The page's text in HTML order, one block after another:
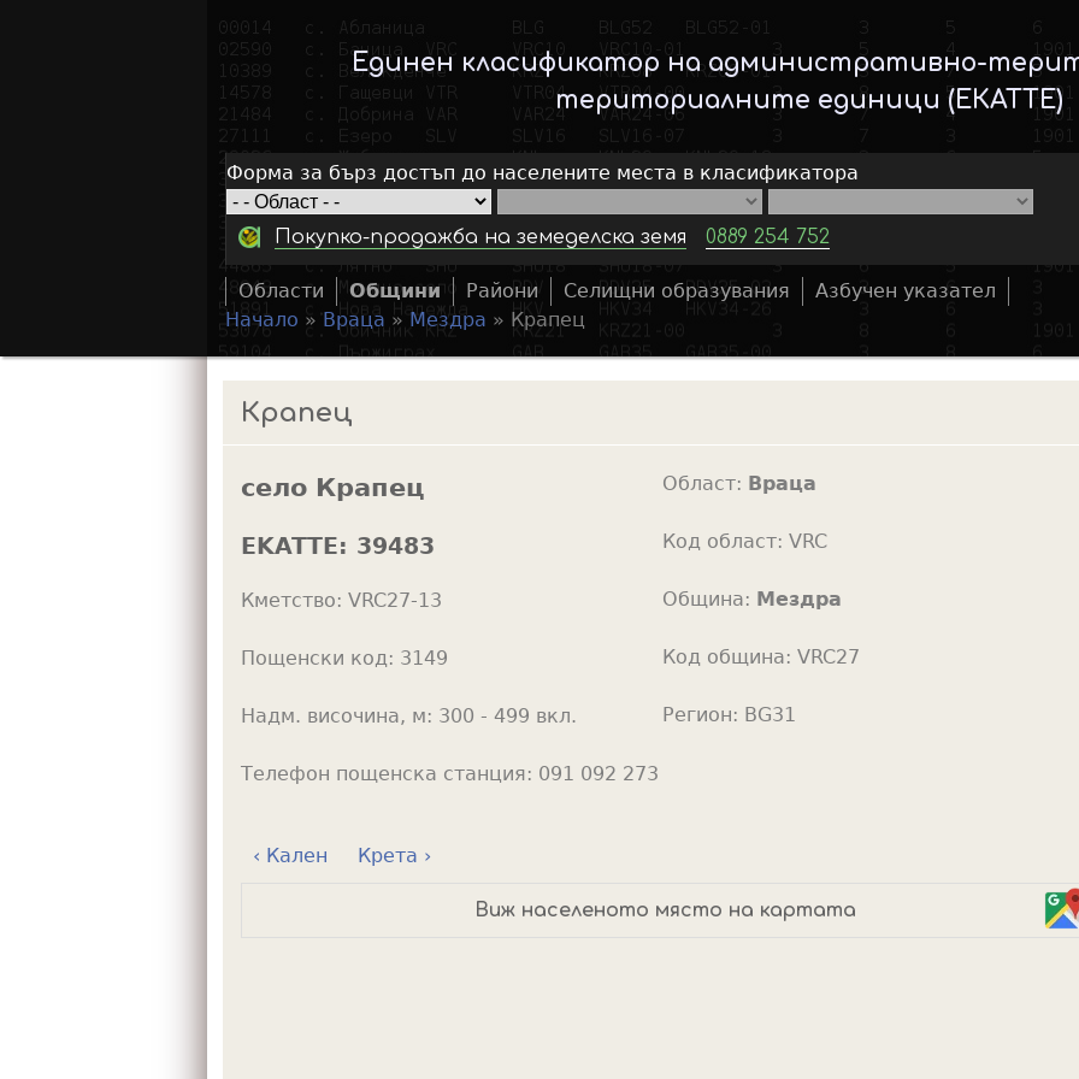
Skip
to
main
Единен класификатор на административно-
териториалните единици (ЕКАТТЕ)
Форма за бърз достъп до населените места в класификатора
Покупко-продажба на земеделска земя 0889 254 752
a
c
Области Общини Райони Селищни образувания Азбучен указател
o
Начало »Враца » Мездра » Крапец
Крапец
село Крапец
EKATTE: 39483
Кметство: VRC27-13
Пощенски код: 3149
Надм. височина, м: 300 - 499 вкл.
Област: Враца
Код област: VRC
Община: Мездра
Код община: VRC27
Регион: BG31
Телефон пощенска станция: 091 092 273
‹ Кален Крета ›
Виж населеното място на картата